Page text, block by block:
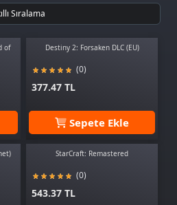
of
Destiny 2: Forsaken DLC (EU)
(0)
377.47 TL
Sepete Ekle
StarCraft: Remastered
(0)
543.37 TL